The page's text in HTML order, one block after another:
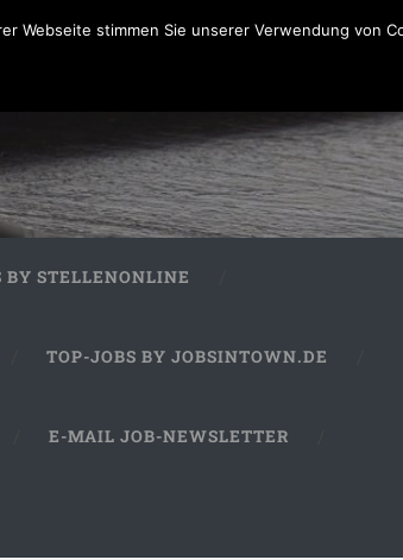
BY STELLENONLINE
TOP-JOBS BY JOBSINTOWN.DE
E-MAIL JOB-NEWSLETTER
Webseite stimmen Sie unserer Verwendung von